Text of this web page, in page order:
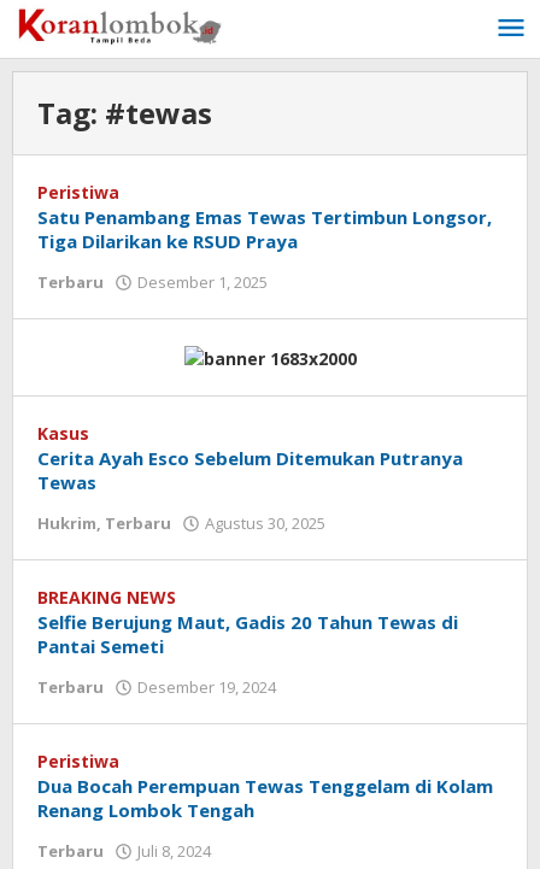
Lewati
ke
konten
Tag: #tewas
Peristiwa
Satu Penambang Emas Tewas Tertimbun Longsor,
Tiga Dilarikan ke RSUD Praya
Terbaru Desember 1, 2025
Kasus
Cerita Ayah Esco Sebelum Ditemukan Putranya
Tewas
Hukrim, Terbaru Agustus 30, 2025
BREAKING NEWS
Selfie Berujung Maut, Gadis 20 Tahun Tewas di
Pantai Semeti
Terbaru Desember 19, 2024
Peristiwa
Dua Bocah Perempuan Tewas Tenggelam di Kolam
Renang Lombok Tengah
Terbaru Juli 8, 2024